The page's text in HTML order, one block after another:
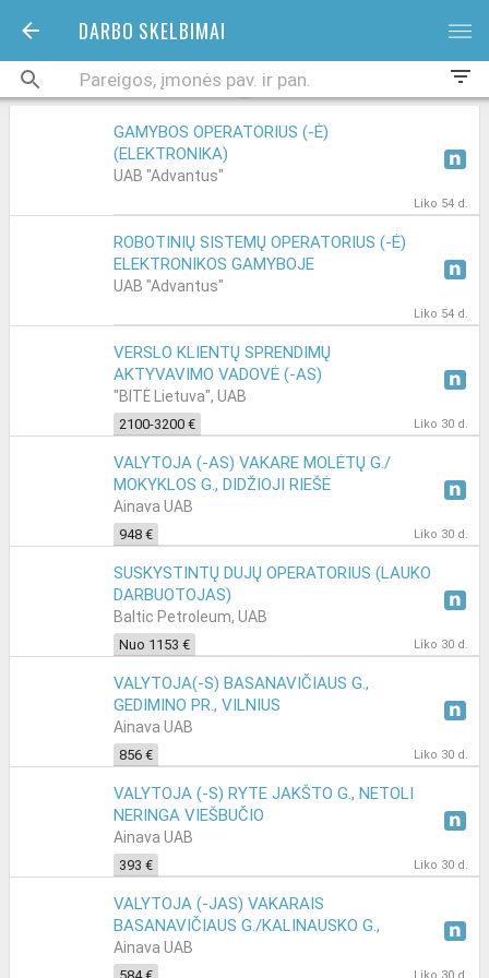
DARBO SKELBIMAI bars
filter_list
GAMYBOS OPERATORIUS (-Ė)
(ELEKTRONIKA)
UAB "Advantus"
Liko 54 d.
ROBOTINIŲ SISTEMŲ OPERATORIUS (-Ė)
ELEKTRONIKOS GAMYBOJE
UAB "Advantus"
Liko 54 d.
VERSLO KLIENTŲ SPRENDIMŲ
AKTYVAVIMO VADOVĖ (-AS)
"BITĖ Lietuva", UAB
2100-3200 € Liko 30 d.
VALYTOJA (-AS) VAKARE MOLĖTŲ G./
MOKYKLOS G., DIDŽIOJI RIEŠĖ
Ainava UAB
948 € Liko 30 d.
SUSKYSTINTŲ DUJŲ OPERATORIUS (LAUKO
DARBUOTOJAS)
Baltic Petroleum, UAB
Nuo 1153 € Liko 30 d.
VALYTOJA(-S) BASANAVIČIAUS G.,
GEDIMINO PR., VILNIUS
Ainava UAB
856 € Liko 30 d.
VALYTOJA (-S) RYTE JAKŠTO G., NETOLI
NERINGA VIEŠBUČIO
Ainava UAB
393 € Liko 30 d.
VALYTOJA (-JAS) VAKARAIS
BASANAVIČIAUS G./KALINAUSKO G.,
VILNIUJE
Ainava UAB